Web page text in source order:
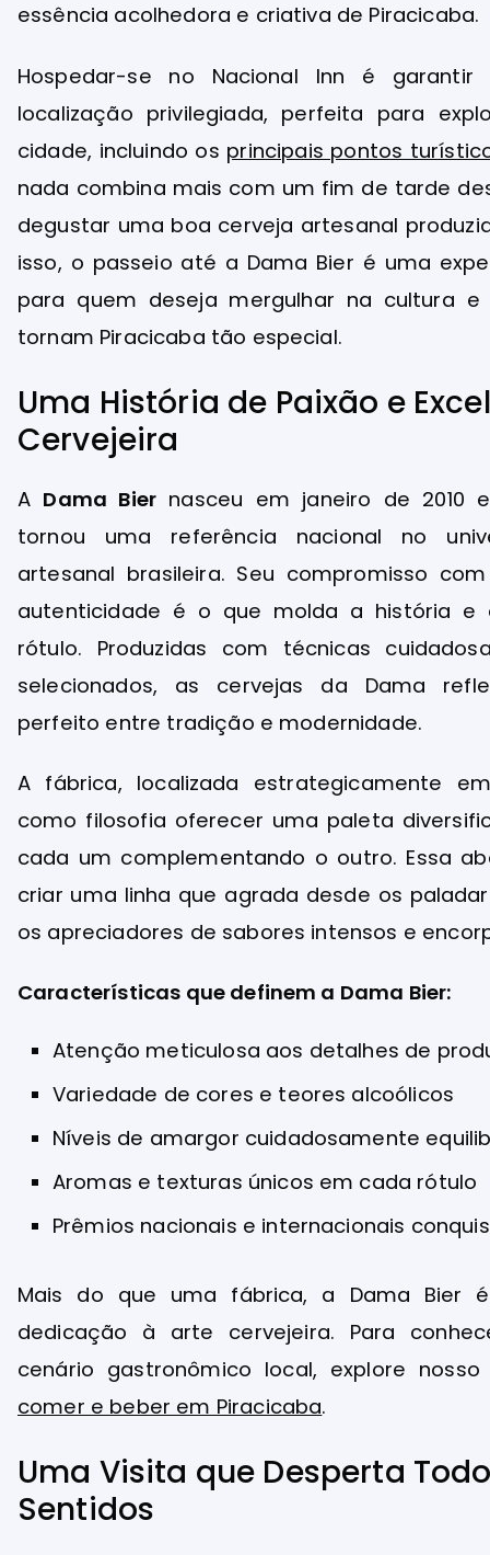
essência acolhedora e criativa de Piracicaba.
Hospedar-se no Nacional Inn é
localização privilegiada, perfeita para
cidade, incluindo os principais pontos
nada combina mais com um fim de tarde
degustar uma boa cerveja artesanal
isso, o passeio até a Dama Bier é uma
para quem deseja mergulhar na cultura e
tornam Piracicaba tão especial.
Uma História de Paixão e
Cervejeira
A Dama Bier nasceu em janeiro de 2010
tornou uma referência nacional no
artesanal brasileira. Seu compromisso
autenticidade é o que molda a história e
rótulo. Produzidas com técnicas
selecionados, as cervejas da Dama
perfeito entre tradição e modernidade.
A fábrica, localizada estrategicamente
como filosofia oferecer uma paleta
cada um complementando o outro. Essa
criar uma linha que agrada desde os
os apreciadores de sabores intensos e
Características que definem a Dama Bier:
Atenção meticulosa aos detalhes de
Variedade de cores e teores alcoólicos
Níveis de amargor cuidadosamente
Aromas e texturas únicos em cada rótulo
Prêmios nacionais e internacionais
Mais do que uma fábrica, a Dama Bier
dedicação à arte cervejeira. Para
cenário gastronômico local, explore
comer e beber em Piracicaba.
Uma Visita que Desperta
Sentidos